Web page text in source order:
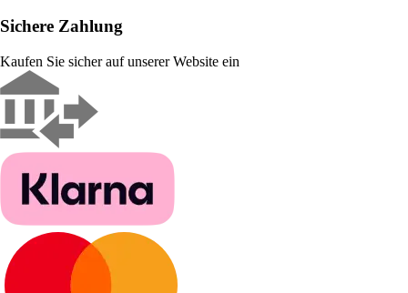
Sichere Zahlung
Kaufen Sie sicher auf unserer Website ein